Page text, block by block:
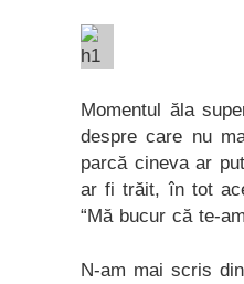
Momentul ăla
despre care nu
parcă cineva ar
ar fi trăit, în tot
“Mă bucur că te-
N-am mai scris